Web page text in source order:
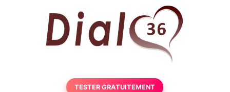
TESTER GRATUITEMENT